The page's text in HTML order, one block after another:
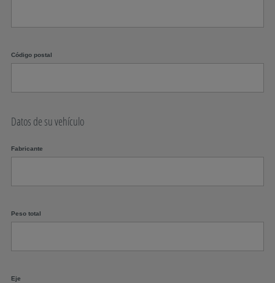
Código postal
Datos de su vehículo
Fabricante
Peso total
Eje